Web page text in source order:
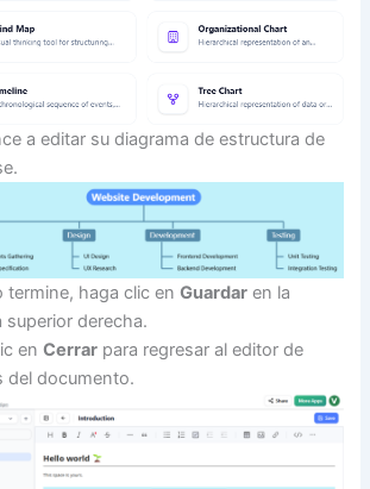
a editar su diagrama de estructura de
termine, haga clic enGuardar en la
superior derecha.
enCerrar para regresar al editor de
del documento.